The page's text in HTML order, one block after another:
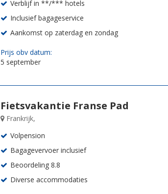
Verblijf in **/*** hotels
Inclusief bagageservice
Aankomst op zaterdag en zondag
Prijs obv datum:
5 september
Fietsvakantie Franse Pad
Frankrijk,
Volpension
Bagagevervoer inclusief
Beoordeling 8.8
Diverse accommodaties